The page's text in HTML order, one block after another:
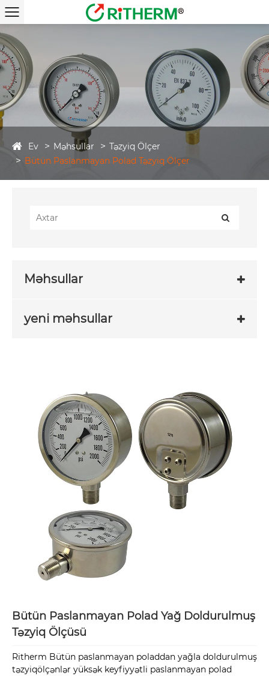
Ev Məhsullar
Təzyiq Ölçer
Bütün Paslanmayan Polad Təzyiq Ölçer
Məhsullar
yeni məhsullar
Bütün Paslanmayan Polad Yağ Doldurulmuş
Təzyiq Ölçüsü
Ritherm Bütün paslanmayan poladdan yağla doldurulmuş
təzyiqölçənlər yüksək keyfiyyətli paslanmayan polad